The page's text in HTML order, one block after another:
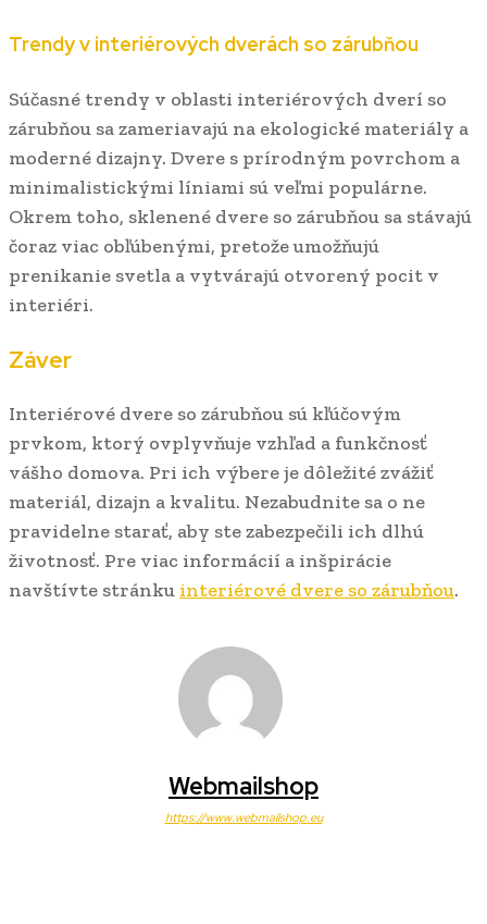
Trendy v interiérových dverách so zárubňou
Súčasné trendy v oblasti interiérových dverí so
zárubňou sa zameriavajú na ekologické materiály a
moderné dizajny. Dvere s prírodným povrchom a
minimalistickými líniami sú veľmi populárne.
Okrem toho, sklenené dvere so zárubňou sa stávajú
čoraz viac obľúbenými, pretože umožňujú
prenikanie svetla a vytvárajú otvorený pocit v
interiéri.
Záver
Interiérové dvere so zárubňou sú kľúčovým
prvkom, ktorý ovplyvňuje vzhľad a funkčnosť
vášho domova. Pri ich výbere je dôležité zvážiť
materiál, dizajn a kvalitu. Nezabudnite sa o ne
pravidelne starať, aby ste zabezpečili ich dlhú
životnosť. Pre viac informácií a inšpirácie
navštívte stránku interiérové dvere so zárubňou.
Webmailshop
https://www.webmailshop.eu